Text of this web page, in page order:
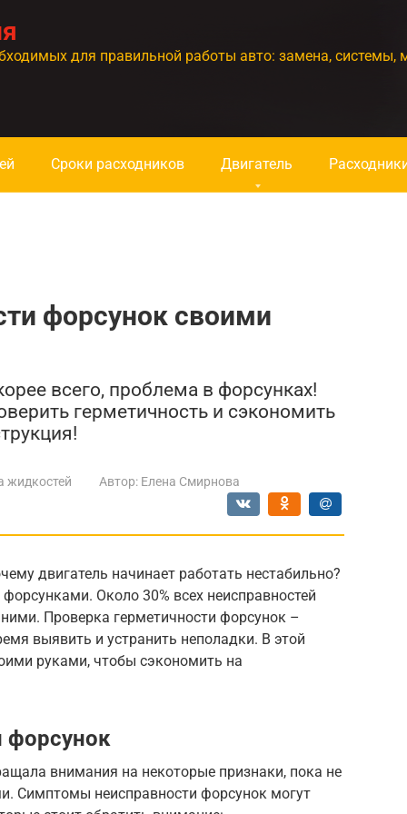
для правильной работы авто: замена, системы,
Сроки расходников Двигатель
форсунок своими
всего, проблема в форсунках!
герметичность и сэкономить
жидкостей Автор: Елена Смирнова
двигатель начинает работать нестабильно?
Около 30% всех неисправностей
Проверка герметичности форсунок –
выявить и устранить неполадки. В этой
руками, чтобы сэкономить на
форсунок
внимания на некоторые признаки, пока не
Симптомы неисправности форсунок могут